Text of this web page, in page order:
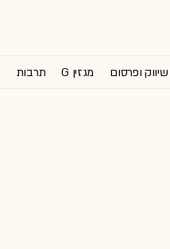
שיווק ופרסום מגזין G תרבות